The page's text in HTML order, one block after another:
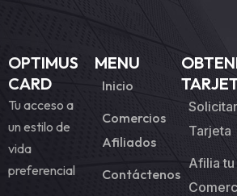
OPTIMUS
CARD
Tu acceso a
un estilo de
vida
preferencial
MENU
Inicio
Comercios
Afiliados
Contáctenos
Solicitar
Tarjeta
Afilia tu